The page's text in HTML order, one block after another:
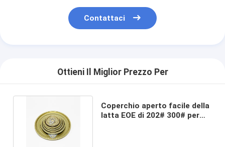
Contattaci
Ottieni Il Miglior Prezzo Per
Coperchio aperto facile della
latta EOE di 202# 300# per